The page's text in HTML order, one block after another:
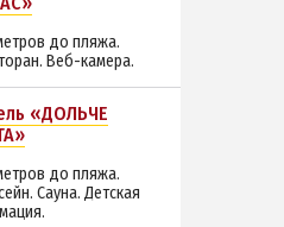
до пляжа.
Веб-камера.
«ДОЛЬЧЕ
до пляжа.
Сауна. Детская